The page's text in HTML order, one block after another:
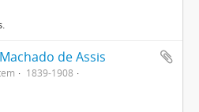
de Assis
1839-1908